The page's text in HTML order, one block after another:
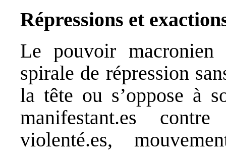
Répressions et
Le pouvoir macronien
spirale de répression
la tête ou s’oppose à
manifestant.es
violenté.es,